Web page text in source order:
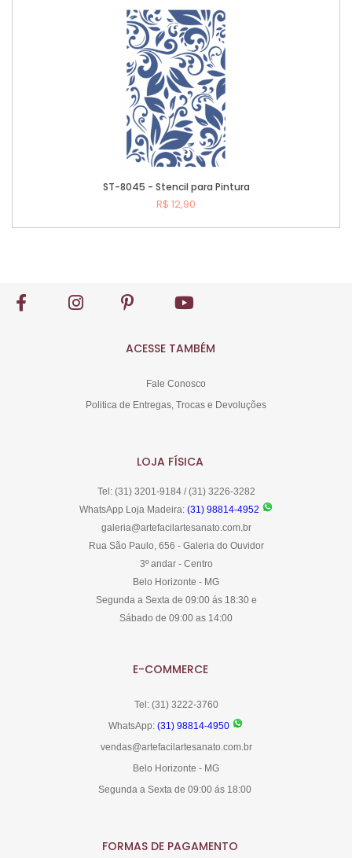
ST-8045 - Stencil para Pintura
R$ 12,90
ACESSE TAMBÉM
Fale Conosco
Politica de Entregas, Trocas e Devoluções
LOJA FÍSICA
Tel: (31) 3201-9184 / (31) 3226-3282
WhatsApp Loja Madeira: (31) 98814-4952
galeria@artefacilartesanato.com.br
Rua São Paulo, 656 - Galeria do Ouvidor
3º andar - Centro
Belo Horizonte - MG
Segunda a Sexta de 09:00 ás 18:30 e
Sábado de 09:00 as 14:00
E-COMMERCE
Tel: (31) 3222-3760
WhatsApp: (31) 98814-4950
vendas@artefacilartesanato.com.br
Belo Horizonte - MG
Segunda a Sexta de 09:00 ás 18:00
FORMAS DE PAGAMENTO